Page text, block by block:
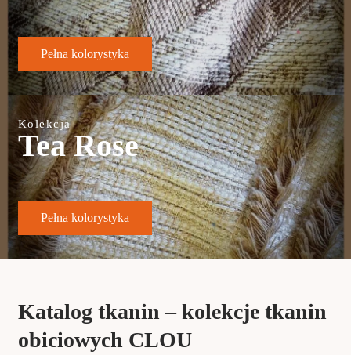
Pełna kolorystyka
Kolekcja
Tea Rose
Pełna kolorystyka
Katalog tkanin – kolekcje tkanin
obiciowych CLOU